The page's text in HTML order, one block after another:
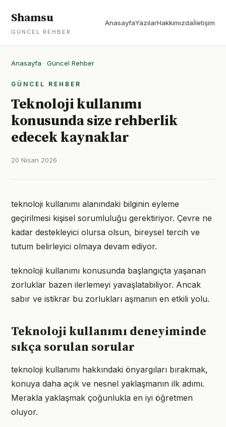
Shamsu
GÜNCEL REHBER
AnasayfaYazılarHakkımızdaİletişim
Anasayfa · Güncel Rehber
GÜNCEL REHBER
Teknoloji kullanımı
konusunda size rehberlik
edecek kaynaklar
20 Nisan 2026
teknoloji kullanımı alanındaki bilginin eyleme
geçirilmesi kişisel sorumluluğu gerektiriyor. Çevre ne
kadar destekleyici olursa olsun, bireysel tercih ve
tutum belirleyici olmaya devam ediyor.
teknoloji kullanımı konusunda başlangıçta yaşanan
zorluklar bazen ilerlemeyi yavaşlatabiliyor. Ancak
sabır ve istikrar bu zorlukları aşmanın en etkili yolu.
Teknoloji kullanımı deneyiminde
sıkça sorulan sorular
teknoloji kullanımı hakkındaki önyargıları bırakmak,
konuya daha açık ve nesnel yaklaşmanın ilk adımı.
Merakla yaklaşmak çoğunlukla en iyi öğretmen
oluyor.